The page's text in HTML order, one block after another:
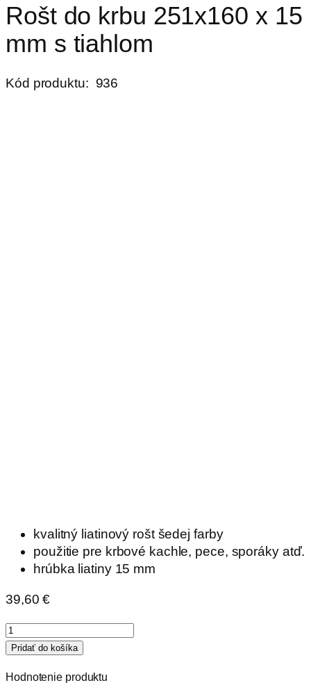
Rošt do krbu 251x160 x 15
mm s tiahlom
Kód produktu: 936
kvalitný liatinový rošt šedej farby
použitie pre krbové kachle, pece, sporáky atď.
hrúbka liatiny 15 mm
39,60€
množstvo
Rošt
krbu
Pridať do košíka
Hodnotenie produktu